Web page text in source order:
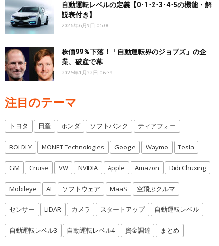
自動運転レベルの定義【0･1･2･3･4･5の機能・解
説表付き】
2026年6月9日 05:00
株価99％下落！「自動運転界のジョブズ」の企
業、破産で幕
2026年1月22日 06:39
注目のテーマ
トヨタ 日産 ホンダ ソフトバンク ティアフォー
BOLDLY MONET Technologies Google Waymo Tesla
GM Cruise VW NVIDIA Apple Amazon Didi Chuxing
Mobileye AI ソフトウェア MaaS 空飛ぶクルマ
センサー LiDAR カメラ スタートアップ 自動運転レベル
自動運転レベル3 自動運転レベル4 資金調達 まとめ